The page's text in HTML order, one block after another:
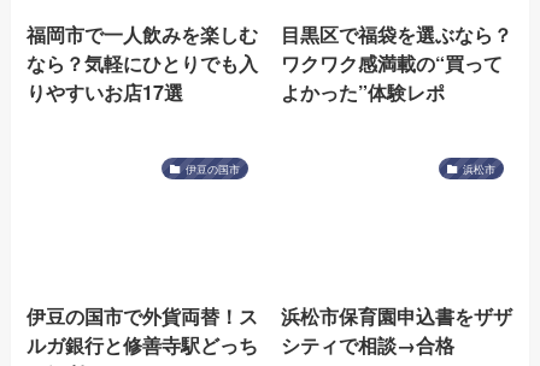
福岡市で一人飲みを楽しむ
なら？気軽にひとりでも入
りやすいお店17選
目黒区で福袋を選ぶなら？
ワクワク感満載の“買って
よかった”体験レポ
伊豆の国市
伊豆の国市で外貨両替！ス
ルガ銀行と修善寺駅どっち
浜松市
浜松市保育園申込書をザザ
シティで相談→合格